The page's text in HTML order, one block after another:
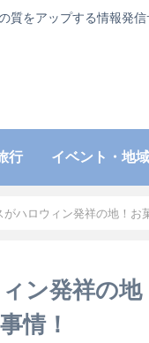
質をアップする情報発
行 イベント・地
がハロウィン発祥の地！お
ン発祥の
情！